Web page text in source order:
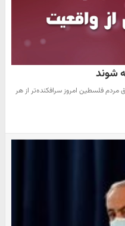
شوند
فلسطین امروز سرافکنده‌‌تر از هر